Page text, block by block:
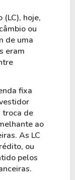
hoje,
ou
de uma
eram
fixa
troca de
ao
As LC
ou
pelos